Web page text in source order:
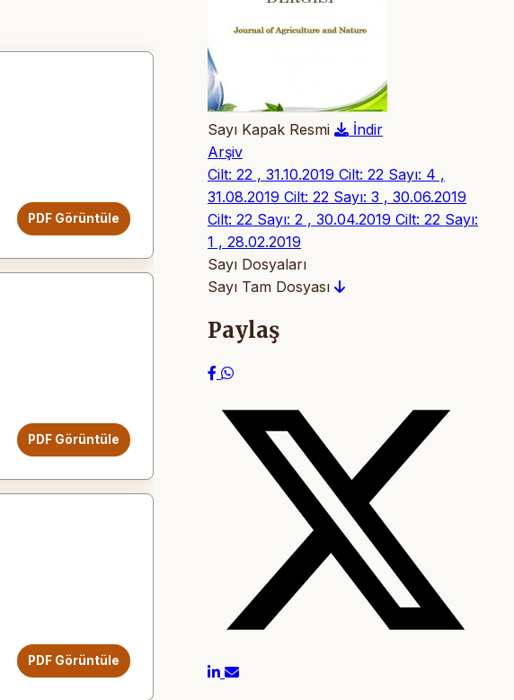
PDF Görüntüle
PDF Görüntüle
PDF Görüntüle
Sayı Kapak Resmi
İndir
Arşiv
Cilt: 22 , 31.10.2019 Cilt: 22 Sayı: 4 ,
31.08.2019 Cilt: 22 Sayı: 3 , 30.06.2019
Cilt: 22 Sayı: 2 , 30.04.2019 Cilt: 22 Sayı:
1 , 28.02.2019
Sayı Dosyaları
Sayı Tam Dosyası
Paylaş